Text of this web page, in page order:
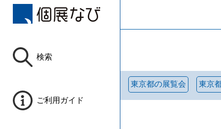
検索
ご利用ガイド
東京都の展覧会 東京